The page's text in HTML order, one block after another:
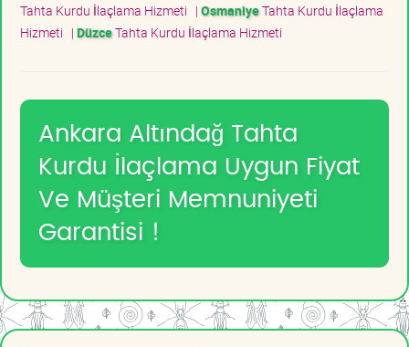
Tahta Kurdu İlaçlama Hizmeti | OsmaniyeTahta Kurdu İlaçlama
Hizmeti | DüzceTahta Kurdu İlaçlama Hizmeti
Ankara Altındağ Tahta
Kurdu İlaçlama Uygun Fiyat
Ve Müşteri Memnuniyeti
Garantisi !